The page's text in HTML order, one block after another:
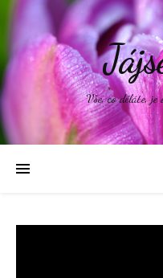
Vše, co děláte,